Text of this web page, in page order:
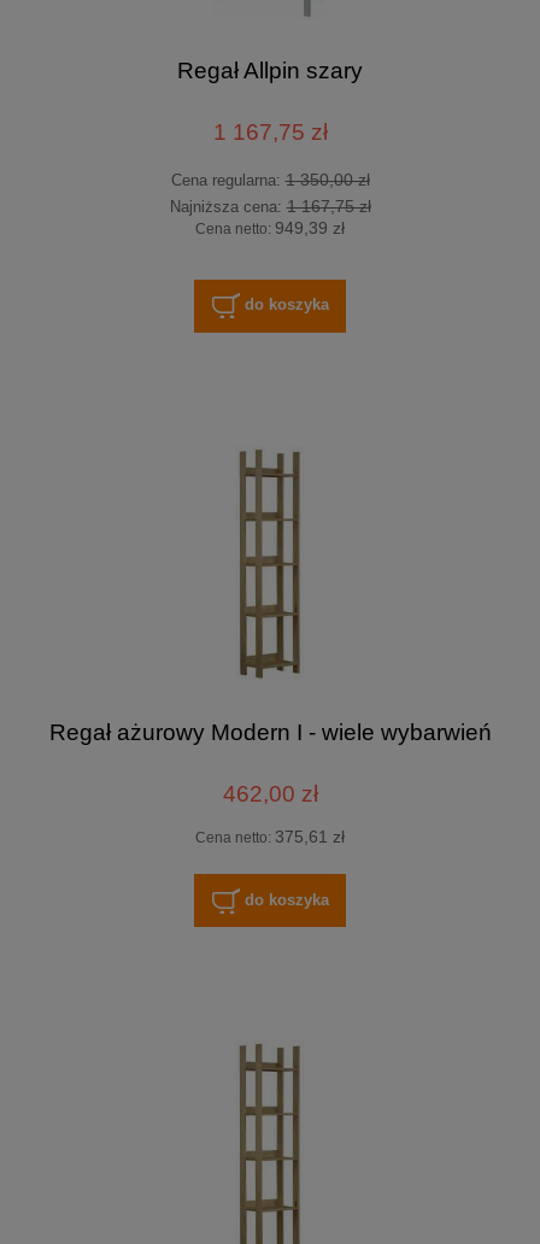
Regał Allpin szary
1 167,75 zł
Cena regularna:1 350,00 zł
Najniższa cena:1 167,75 zł
Cena netto: 949,39 zł
do koszyka
Regał ażurowy Modern I - wiele wybarwień
462,00 zł
Cena netto: 375,61 zł
do koszyka